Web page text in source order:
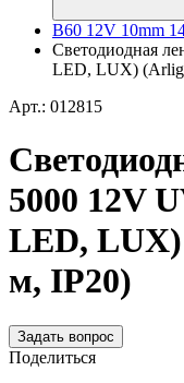
B60 12V 10mm
Светодиодная
LED, LUX)
Арт.: 012815
5000 12V
LED,
м, IP20)
Задать вопрос
Поделиться